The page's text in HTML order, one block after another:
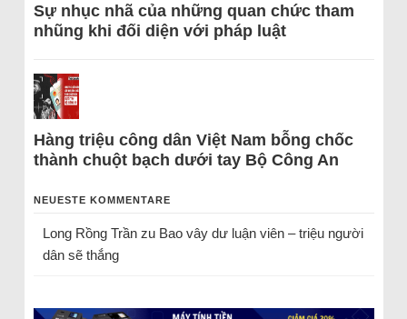
Sự nhục nhã của những quan chức tham
nhũng khi đối diện với pháp luật
Hàng triệu công dân Việt Nam bỗng chốc
thành chuột bạch dưới tay Bộ Công An
NEUESTE KOMMENTARE
Long Rồng Trầnzu Bao vây dư luận viên – triệu người
dân sẽ thắng